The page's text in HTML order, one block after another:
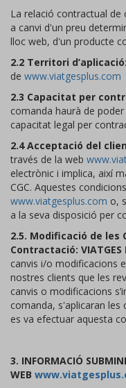
La relació contractual
a canvi d'un preu
lloc web, d'un producte
2.2 Territori d’aplicació:
de www.viatgesplus.com
2.3 Capacitat per
comanda haurà de
capacitat legal per
2.4 Acceptació del
través de la web
electrònic i implica, així
CGC. Aquestes
www.viatgesplus.com o,
a la seva disposició per
2.5. Modificació de les
Contractació: VIATGES
canvis i/o modificacions
nostres clients que les
canvis o modificacions
comanda, s'aplicaran les
es va efectuar aquesta
3. INFORMACIÓ
WEB